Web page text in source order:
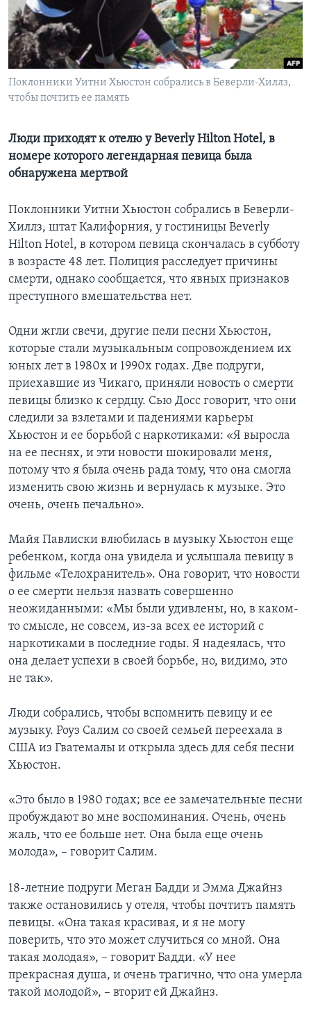
Learning English
СОЦИАЛЬНЫЕ СЕТИ
Поклонники Уитни Хьюстон собрались в Беверли-Хиллз,
чтобы почтить ее память
Люди приходят к отелю у Beverly Hilton Hotel, в
номере которого легендарная певица была
обнаружена мертвой
Поклонники Уитни Хьюстон собрались в Беверли-
Хиллз, штат Калифорния, у гостиницы Beverly
Hilton Hotel, в котором певица скончалась в субботу
в возрасте 48 лет. Полиция расследует причины
смерти, однако сообщается, что явных признаков
преступного вмешательства нет.
Одни жгли свечи, другие пели песни Хьюстон,
которые стали музыкальным сопровождением их
юных лет в 1980х и 1990х годах. Две подруги,
приехавшие из Чикаго, приняли новость о смерти
певицы близко к сердцу. Сью Досс говорит, что они
следили за взлетами и падениями карьеры
Хьюстон и ее борьбой с наркотиками: «Я выросла
на ее песнях, и эти новости шокировали меня,
потому что я была очень рада тому, что она смогла
изменить свою жизнь и вернулась к музыке. Это
очень, очень печально».
Майя Павлиски влюбилась в музыку Хьюстон еще
ребенком, когда она увидела и услышала певицу в
фильме «Телохранитель». Она говорит, что новости
о ее смерти нельзя назвать совершенно
неожиданными: «Мы были удивлены, но, в каком-
то смысле, не совсем, из-за всех ее историй с
наркотиками в последние годы. Я надеялась, что
она делает успехи в своей борьбе, но, видимо, это
не так».
Люди собрались, чтобы вспомнить певицу и ее
музыку. Роуз Салим со своей семьей переехала в
США из Гватемалы и открыла здесь для себя песни
Хьюстон.
«Это было в 1980 годах; все ее замечательные песни
пробуждают во мне воспоминания. Очень, очень
жаль, что ее больше нет. Она была еще очень
молода», – говорит Салим.
18-летние подруги Меган Бадди и Эмма Джайнз
также остановились у отеля, чтобы почтить память
певицы. «Она такая красивая, и я не могу
поверить, что это может случиться со мной. Она
такая молодая», – говорит Бадди. «У нее
прекрасная душа, и очень трагично, что она умерла
такой молодой», – вторит ей Джайнз.